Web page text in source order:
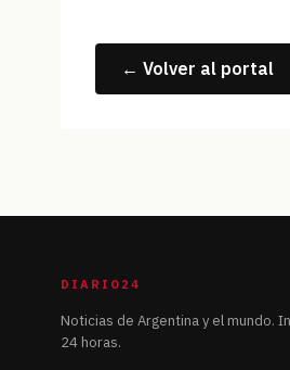
← Volver al portal
DIARIO24
Noticias de Argentina y el mundo.
24 horas.